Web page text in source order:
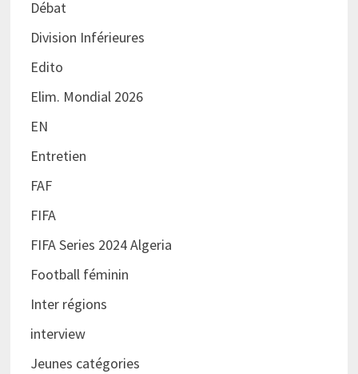
Débat
Division Inférieures
Edito
Elim. Mondial 2026
EN
Entretien
FAF
FIFA
FIFA Series 2024 Algeria
Football féminin
Inter régions
interview
Jeunes catégories